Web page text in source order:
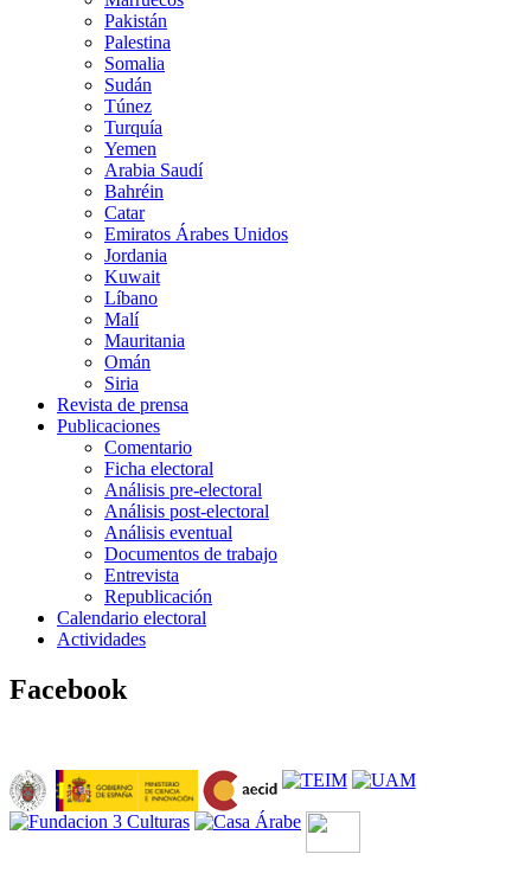
Pakistán
Palestina
Somalia
Sudán
Túnez
Turquía
Yemen
Arabia Saudí
Bahréin
Catar
Emiratos Árabes Unidos
Jordania
Kuwait
Líbano
Malí
Mauritania
Omán
Siria
Revista de prensa
Publicaciones
Comentario
Ficha electoral
Análisis pre-electoral
Análisis post-electoral
Análisis eventual
Documentos de trabajo
Entrevista
Republicación
Calendario electoral
Actividades
Facebook